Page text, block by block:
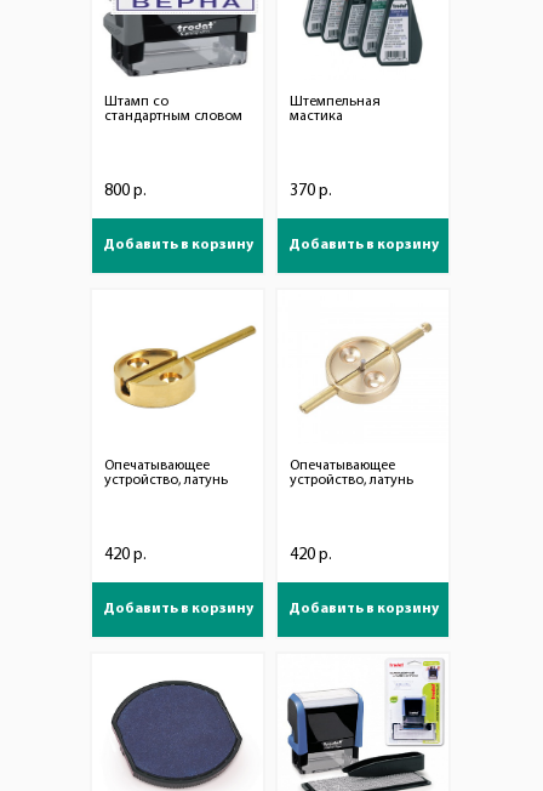
Штамп со
стандартным словом
800 р.
Добавить в корзину
Штемпельная
мастика
370 р.
Добавить в корзину
Опечатывающее
устройство, латунь
420 р.
Добавить в корзину
Опечатывающее
устройство, латунь
420 р.
Добавить в корзину